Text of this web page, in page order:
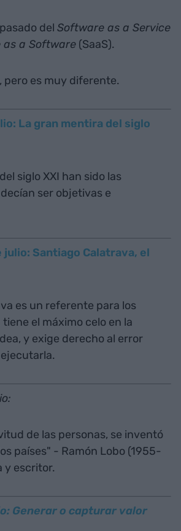
del Software as a Service
as a Software (SaaS).
pero es muy diferente.
La gran mentira del siglo
siglo XXI han sido las
ser objetivas e
Santiago Calatrava, el
es un referente para los
el máximo celo en la
y exige derecho al error
de las personas, se inventó
países" - Ramón Lobo (1955-
y escritor.
Generar o capturar valor